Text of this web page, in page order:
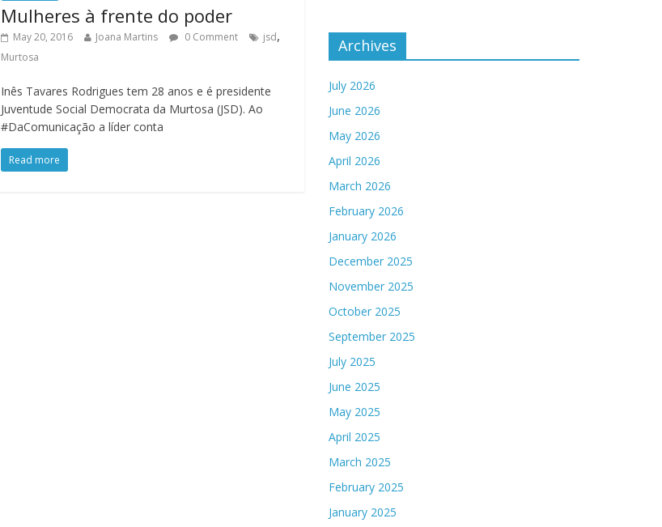
Mulheres à frente do poder
May 20, 2016 Joana Martins 0 Comment jsd,
Murtosa
Inês Tavares Rodrigues tem 28 anos e é presidente
Juventude Social Democrata da Murtosa (JSD). Ao
#DaComunicação a líder conta
Read more
Archives
July 2026
June 2026
May 2026
April 2026
March 2026
February 2026
January 2026
December 2025
November 2025
October 2025
September 2025
July 2025
June 2025
May 2025
April 2025
March 2025
February 2025
January 2025